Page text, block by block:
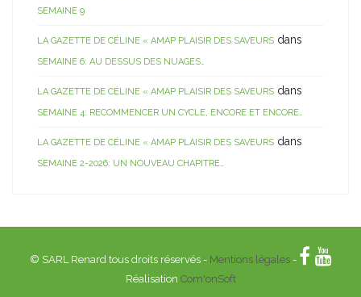
SEMAINE 9
LA GAZETTE DE CÉLINE « AMAP PLAISIR DES SAVEURS dans
SEMAINE 6: AU DESSUS DES NUAGES…
LA GAZETTE DE CÉLINE « AMAP PLAISIR DES SAVEURS dans
SEMAINE 4: RECOMMENCER UN CYCLE, ENCORE ET ENCORE…
LA GAZETTE DE CÉLINE « AMAP PLAISIR DES SAVEURS dans
SEMAINE 2-2026: UN NOUVEAU CHAPITRE…
© SARL Renard tous droits réservés - Mentions légales-
Réalisation Com'onSoft